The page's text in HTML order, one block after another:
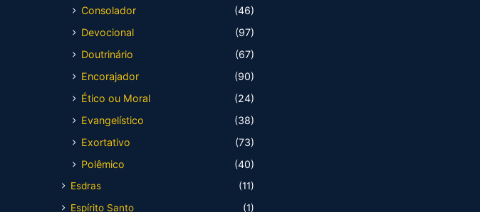
Consolador
(46)
Devocional
(97)
Doutrinário
(67)
Encorajador
(90)
Ético ou Moral
(24)
Evangelístico
(38)
Exortativo
(73)
Polêmico
(40)
Esdras
(11)
Espírito Santo
(1)